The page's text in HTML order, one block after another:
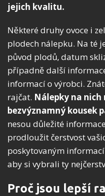
jejich kvalitu.
Některé druhy ovoce i
plodech nálepku. Na té
původ plodů, datum
případně další
informací o výrobci.
rajčat. Nálepky na
bezvýznamný kousek
nesou důležité
prodloužit čerstvost
poskytovaným
aby si vybrali ty
Proč jsou lepší